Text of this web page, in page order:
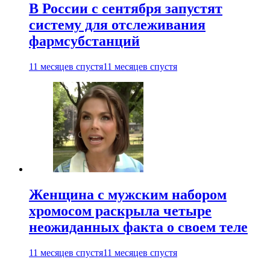
В России с сентября запустят
систему для отслеживания
фармсубстанций
11 месяцев спустя11 месяцев спустя
Женщина с мужским набором
хромосом раскрыла четыре
неожиданных факта о своем теле
11 месяцев спустя11 месяцев спустя